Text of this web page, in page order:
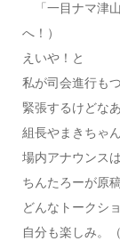
「一目ナマ津
へ！）
えいや！と
私が司会進行も
緊張するけどなあ
組長やまきちゃ
場内アナウンス
ちんたろーが原
どんなトークシ
自分も楽しみ。（